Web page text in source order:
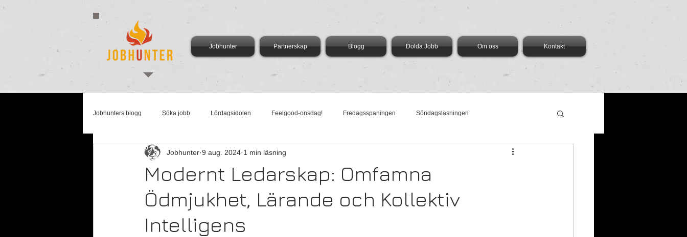
Jobhunter Partnerskap Blogg Dolda Jobb Om oss Kontakt
Jobhunters blogg Söka jobb Lördagsidolen Feelgood-onsdag! Fredagsspaningen Söndagsläsningen
Arbetsmarknadsmåndag Supertisdag med Vega
Modernt Ledarskap: Omfamna
Ödmjukhet, Lärande och Kollektiv
Intelligens
Jobhunter 9 aug. 2024 1 min läsning